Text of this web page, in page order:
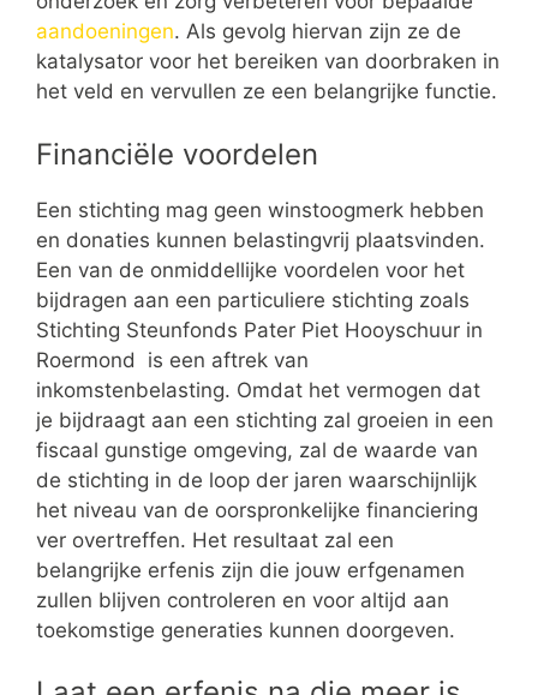
aandoeningen. Als gevolg hiervan zijn ze de
katalysator voor het bereiken van doorbraken in
het veld en vervullen ze een belangrijke functie.
Financiële voordelen
Een stichting mag geen winstoogmerk hebben
en donaties kunnen belastingvrij plaatsvinden.
Een van de onmiddellijke voordelen voor het
bijdragen aan een particuliere stichting zoals
Stichting Steunfonds Pater Piet Hooyschuur in
Roermond is een aftrek van
inkomstenbelasting. Omdat het vermogen dat
je bijdraagt aan een stichting zal groeien in een
fiscaal gunstige omgeving, zal de waarde van
de stichting in de loop der jaren waarschijnlijk
het niveau van de oorspronkelijke financiering
ver overtreffen. Het resultaat zal een
belangrijke erfenis zijn die jouw erfgenamen
zullen blijven controleren en voor altijd aan
toekomstige generaties kunnen doorgeven.